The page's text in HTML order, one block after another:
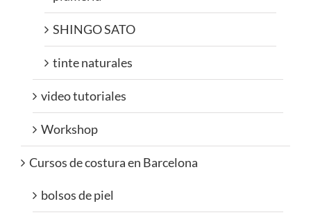
SHINGO SATO
tinte naturales
video tutoriales
Workshop
Cursos de costura en Barcelona
bolsos de piel